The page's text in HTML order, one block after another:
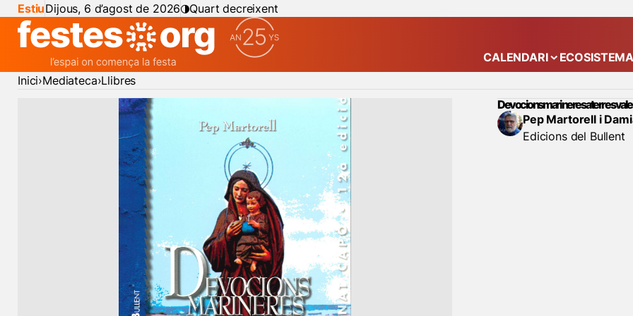
EstiuDijous, 6 d’agost de 2026 Quart decreixent
CALENDARI Mostra el
ECOSISTEMA
Inici Mediateca Llibres
Devocions marineres a terres
Pep Martorell i
Edicions del Bullent